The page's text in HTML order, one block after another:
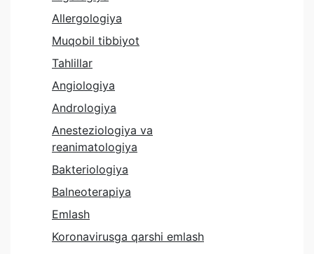
Allergologiya
Muqobil tibbiyot
Tahlillar
Angiologiya
Andrologiya
Anesteziologiya va
reanimatologiya
Bakteriologiya
Balneoterapiya
Emlash
Koronavirusga qarshi emlash